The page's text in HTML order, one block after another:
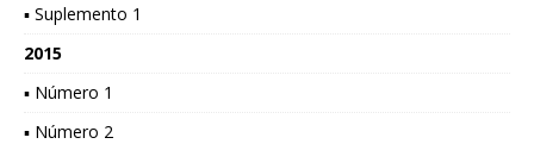
▪ Suplemento 1
2015
▪ Número 1
▪ Número 2